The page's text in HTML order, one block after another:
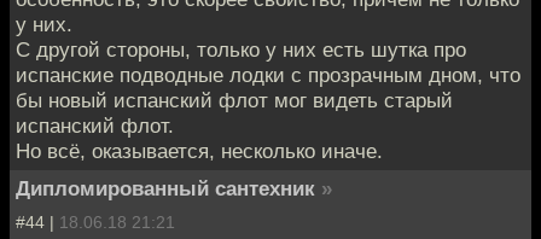
у них.
С другой стороны, только у них есть шутка про
испанские подводные лодки с прозрачным дном, что
бы новый испанский флот мог видеть старый
испанский флот.
Но всё, оказывается, несколько иначе.
Дипломированный сантехник »
#44 | 18.06.18 21:21